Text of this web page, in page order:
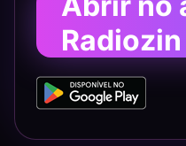
Radiozin